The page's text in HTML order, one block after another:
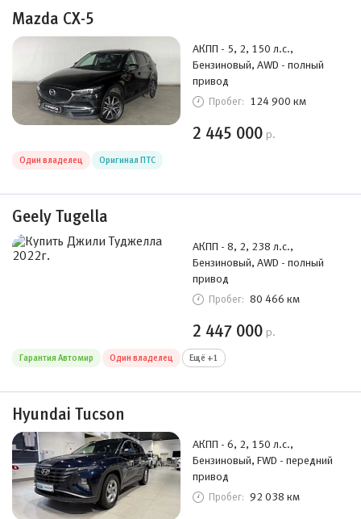
Mazda CX-5
АКПП - 5, 2, 150 л.с.,
Бензиновый, AWD - полный
привод
Пробег: 124 900 км
2 445 000 р.
Один владелец Оригинал ПТС
Geely Tugella
АКПП - 8, 2, 238 л.с.,
Бензиновый, AWD - полный
привод
Пробег: 80 466 км
2 447 000 р.
Гарантия Автомир Один владелец Ещё +1
Hyundai Tucson
АКПП - 6, 2, 150 л.с.,
Бензиновый, FWD - передний
привод
Пробег: 92 038 км